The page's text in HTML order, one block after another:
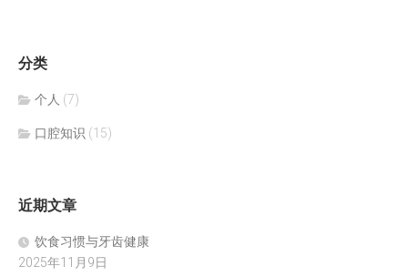
分类
个人 (7)
口腔知识 (15)
近期文章
饮食习惯与牙齿健康
2025年11月9日